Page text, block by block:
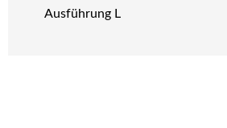
Ausführung L